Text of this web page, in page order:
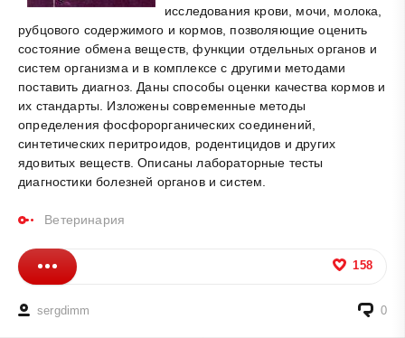
исследования крови, мочи, молока,
рубцового содержимого и кормов, позволяющие оценить
состояние обмена веществ, функции отдельных органов и
систем организма и в комплексе с другими методами
поставить диагноз. Даны способы оценки качества кормов и
их стандарты. Изложены современные методы
определения фосфорорганических соединений,
синтетических перитроидов, родентицидов и других
ядовитых веществ. Описаны лабораторные тесты
диагностики болезней органов и систем.
Ветеринария
158
sergdimm 0